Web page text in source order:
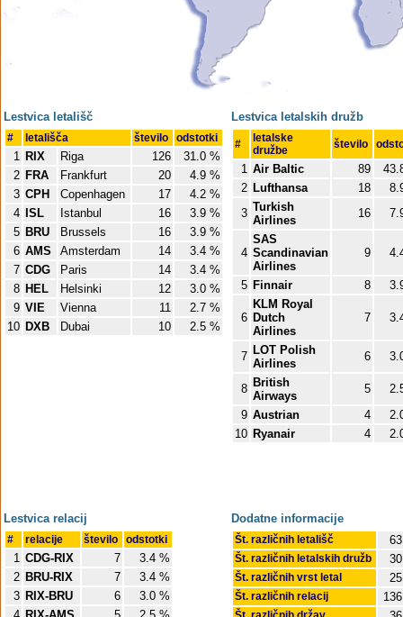
Lestvica letališč
# letališča število odstotki
1 RIX Riga 126
31.0 %
2 FRA Frankfurt 20
4.9 %
3 CPH Copenhagen 17
4.2 %
4
ISL Istanbul 16
3.9 %
5 BRU Brussels 16
3.9 %
6 AMS Amsterdam 14
3.4 %
7 CDG Paris 14
3.4 %
8 HEL Helsinki 12
3.0 %
9 VIE Vienna 11
2.7 %
10 DXB Dubai 10 2.5 %
Lestvica letalskih družb
#
letalske
družbe
število
1 Air Baltic 89
2 Lufthansa 18
3 Turkish
Airlines
16
4
SAS
Scandinavian
Airlines
9
5 Finnair 8
6
KLM Royal
Dutch
Airlines
7
7 LOT Polish
Airlines
6
8 British
Airways
5
9 Austrian 4
10 Ryanair 4
Lestvica relacij
# relacije število odstotki
1 CDG-RIX 7
3.4 %
2 BRU-RIX 7
3.4 %
3 RIX-BRU 6
3.0 %
Dodatne informacije
Št. različnih letališč 63
Št. različnih letalskih družb 30
Št. različnih vrst letal 25
Št. različnih relacij 136